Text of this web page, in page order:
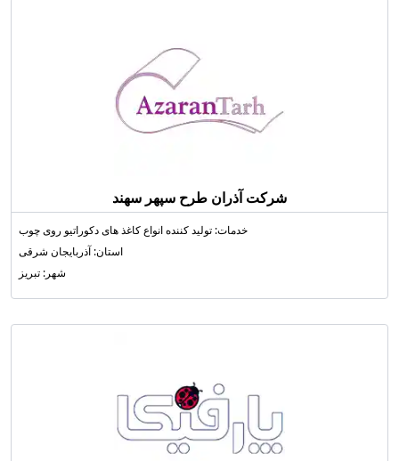
شرکت آذران طرح سپهر سهند
خدمات: تولید کننده انواع کاغذ های دکوراتیو روی چوب
استان: آذربایجان شرقی
شهر: تبریز